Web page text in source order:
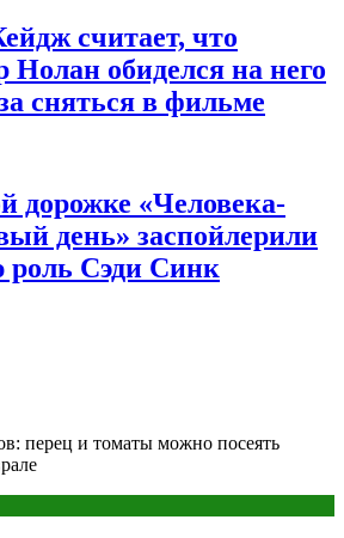
считает, что
Нолан обиделся на него
сняться в фильме
дорожке «Человека-
день» заспойлерили
роль Сэди Синк
перец и томаты можно посеять